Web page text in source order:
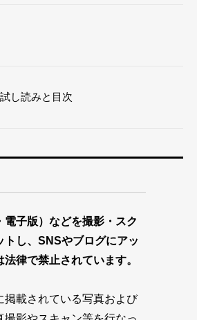
し読みと目次
電子版）などを撮影・スク
トし、SNSやブログにアッ
法律で禁止されています。
掲載されている写真および